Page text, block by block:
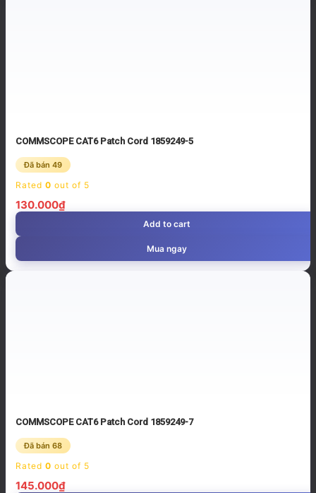
COMMSCOPE CAT6 Patch Cord 1859249-5
Đã bán 49
Rated 0 out of 5
130.000₫
Add to cart
Mua ngay
COMMSCOPE CAT6 Patch Cord 1859249-7
Đã bán 68
Rated 0 out of 5
145.000₫